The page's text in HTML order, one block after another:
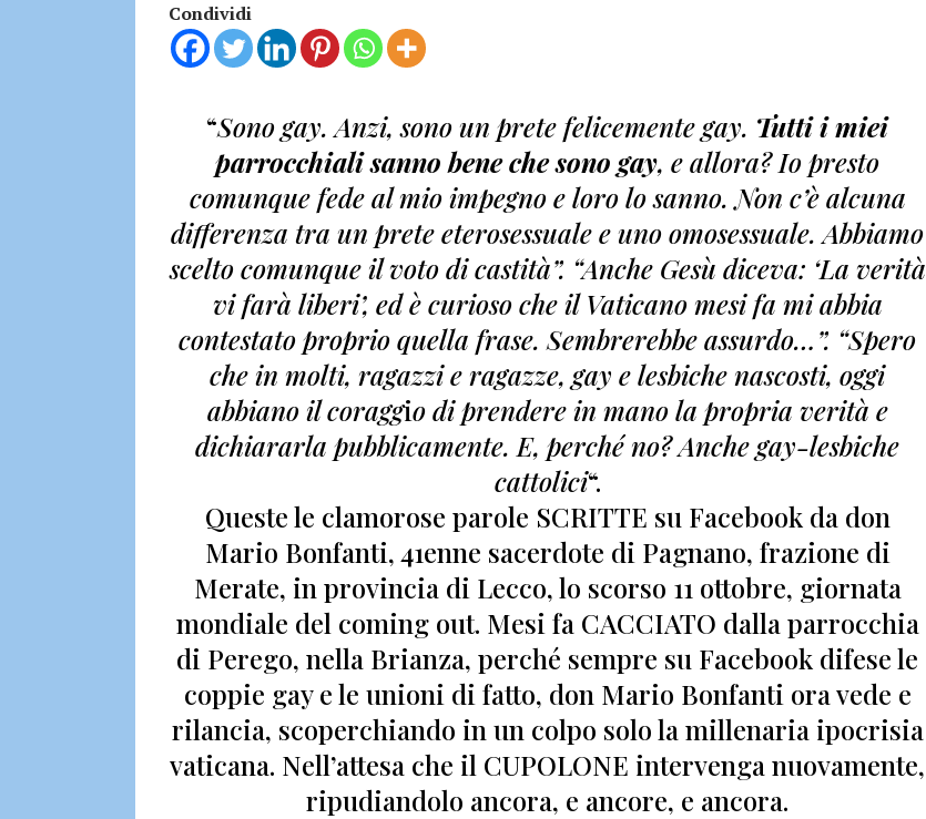
Condividi
“Sono gay. Anzi, sono un prete felicemente gay. Tutti i miei
parrocchiali sanno bene che sono gay, e allora? Io presto
comunque fede al mio impegno e loro lo sanno. Non c’è alcuna
differenza tra un prete eterosessuale e uno omosessuale. Abbiamo
scelto comunque il voto di castità”. “Anche Gesù diceva: ‘La verità
vi farà liberi’, ed è curioso che il Vaticano mesi fa mi abbia
contestato proprio quella frase. Sembrerebbe assurdo…”. “Spero
che in molti, ragazzi e ragazze, gay e lesbiche nascosti, oggi
abbiano il coraggio di prendere in mano la propria verità e
dichiararla pubblicamente. E, perché no? Anche gay-lesbiche
cattolici“.
Queste le clamorose parole SCRITTE su Facebook da don
Mario Bonfanti,41enne sacerdote di Pagnano, frazione di
Merate, in provincia di Lecco, lo scorso 11 ottobre, giornata
mondiale del coming out. Mesi fa CACCIATO dalla parrocchia
di Perego, nella Brianza, perché sempre su Facebook difese le
coppie gay e le unioni di fatto, don Mario Bonfanti ora vede e
rilancia, scoperchiando in un colpo solo la millenaria ipocrisia
vaticana. Nell’attesa che il CUPOLONE intervenga nuovamente,
ripudiandolo ancora, e ancore, e ancora.